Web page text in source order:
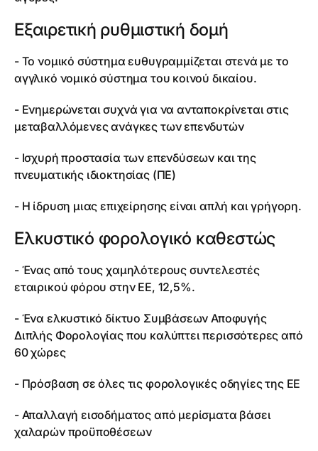
Εξαιρετική ρυθμιστική δομή
- Το νομικό σύστημα ευθυγραμμίζεται στενά με το
αγγλικό νομικό σύστημα του κοινού δικαίου.
- Ενημερώνεται συχνά για να ανταποκρίνεται στις
μεταβαλλόμενες ανάγκες των επενδυτών
- Ισχυρή προστασία των επενδύσεων και της
πνευματικής ιδιοκτησίας (ΠΕ)
- Η ίδρυση μιας επιχείρησης είναι απλή και γρήγορη.
Ελκυστικό φορολογικό καθεστώς
- Ένας από τους χαμηλότερους συντελεστές
εταιρικού φόρου στην ΕΕ, 12,5%.
- Ένα ελκυστικό δίκτυο Συμβάσεων Αποφυγής
Διπλής Φορολογίας που καλύπτει περισσότερες από
60 χώρες
- Πρόσβαση σε όλες τις φορολογικές οδηγίες της ΕΕ
- Απαλλαγή εισοδήματος από μερίσματα βάσει
χαλαρών προϋποθέσεων